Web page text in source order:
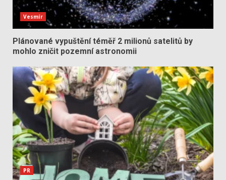
Vesmír
Plánované vypuštění téměř 2 milionů satelitů by
mohlo zničit pozemní astronomii
PR